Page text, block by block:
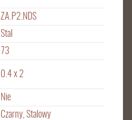
ZA.P2.NDS
Stal
73
0.4 x 2
Nie
Czarny, Stalowy